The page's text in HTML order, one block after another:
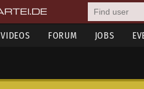
VIDEOS FORUM JOBS